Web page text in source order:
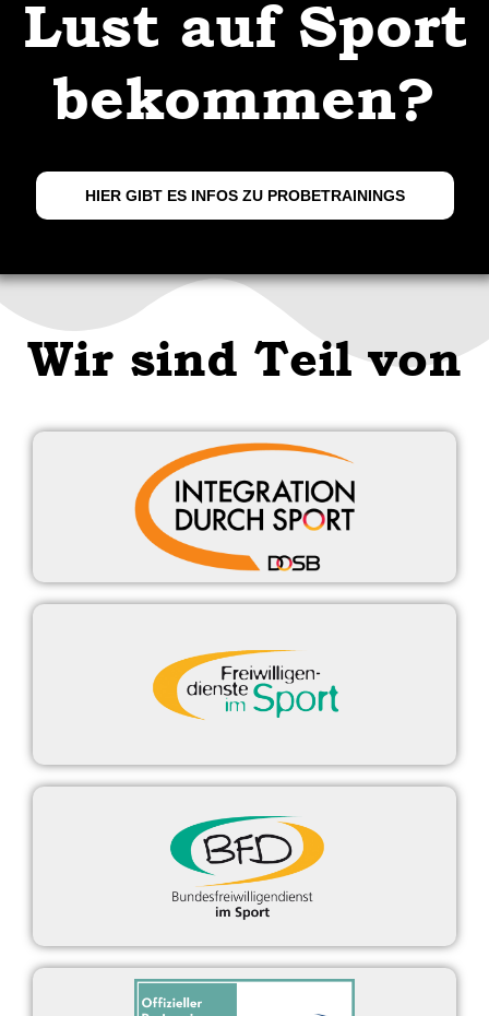
Lust auf Sport
bekommen?
HIER GIBT ES INFOS ZU PROBETRAININGS
Wir sind Teil von